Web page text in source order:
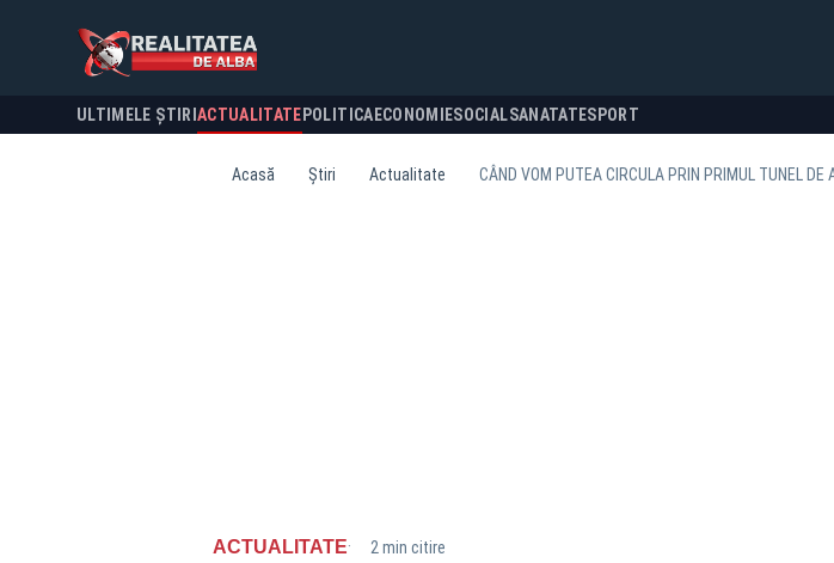
ULTIMELE ȘTIRI ACTUALITATE POLITICA ECONOMIESOCIALSANATATESPORT
Acasă Știri Actualitate CÂND VOM PUTEA CIRCULA PRIN PRIMUL TUNEL
ACTUALITATE· 2 min citire